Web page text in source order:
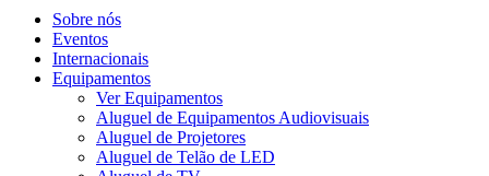
Sobre nós
Eventos
Internacionais
Equipamentos
Ver Equipamentos
Aluguel de Equipamentos Audiovisuais
Aluguel de Projetores
Aluguel de Telão de LED